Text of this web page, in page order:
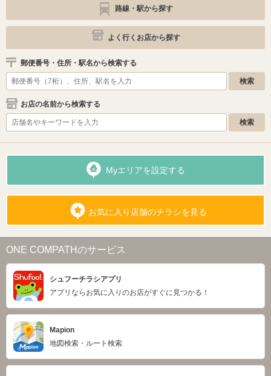
路線・駅から探す
よく行くお店から探す
郵便番号・住所・駅名から検索する
お店の名前から検索する
Myエリアを設定する
お気に入り店舗のチラシを見る
ONE COMPATHのサービス
シュフーチラシアプリ
アプリならお気に入りのお店がすぐに見つかる！
Mapion
地図検索・ルート検索